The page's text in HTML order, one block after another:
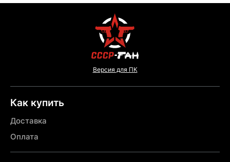
Версия для ПК
Как купить
Доставка
Оплата